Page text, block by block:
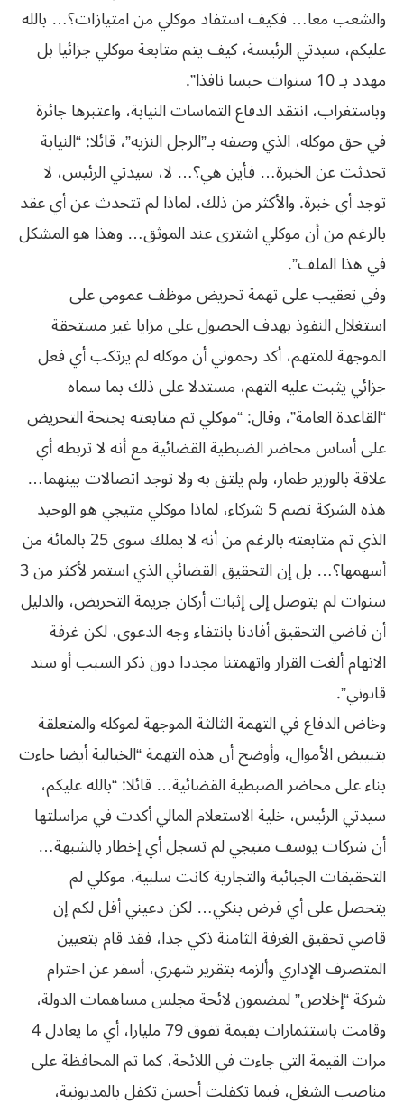
والشعب معا… فكيف استفاد موكلي من امتيازات؟… بالله
عليكم، سيدتي الرئيسة، كيف يتم متابعة موكلي جزائيا بل
مهدد بـ 10 سنوات حبسا نافذا”.
وباستغراب، انتقد الدفاع التماسات النيابة، واعتبرها جائرة
في حق موكله، الذي وصفه بـ”الرجل النزيه”، قائلا: “النيابة
تحدثت عن الخبرة… فأين هي؟… لا، سيدتي الرئيس، لا
توجد أي خبرة. والأكثر من ذلك، لماذا لم تتحدث عن أي عقد
بالرغم من أن موكلي اشترى عند الموثق… وهذا هو المشكل
في هذا الملف”.
وفي تعقيب على تهمة تحريض موظف عمومي على
استغلال النفوذ بهدف الحصول على مزايا غير مستحقة
الموجهة للمتهم، أكد رحموني أن موكله لم يرتكب أي فعل
جزائي يثبت عليه التهم، مستدلا على ذلك بما سماه
“القاعدة العامة”، وقال: “موكلي تم متابعته بجنحة التحريض
على أساس محاضر الضبطية القضائية مع أنه لا تربطه أي
علاقة بالوزير طمار، ولم يلتق به ولا توجد اتصالات بينهما…
هذه الشركة تضم 5 شركاء، لماذا موكلي متيجي هو الوحيد
الذي تم متابعته بالرغم من أنه لا يملك سوى 25 بالمائة من
أسهمها؟… بل إن التحقيق القضائي الذي استمر لأكثر من 3
سنوات لم يتوصل إلى إثبات أركان جريمة التحريض، والدليل
أن قاضي التحقيق أفادنا بانتفاء وجه الدعوى، لكن غرفة
الاتهام ألغت القرار واتهمتنا مجددا دون ذكر السبب أو سند
قانوني”.
وخاض الدفاع في التهمة الثالثة الموجهة لموكله والمتعلقة
بتبييض الأموال، وأوضح أن هذه التهمة “الخيالية أيضا جاءت
بناء على محاضر الضبطية القضائية… قائلا: “بالله عليكم،
سيدتي الرئيس، خلية الاستعلام المالي أكدت في مراسلتها
أن شركات يوسف متيجي لم تسجل أي إخطار بالشبهة…
التحقيقات الجبائية والتجارية كانت سلبية، موكلي لم
يتحصل على أي قرض بنكي… لكن دعيني أقل لكم إن
قاضي تحقيق الغرفة الثامنة ذكي جدا، فقد قام بتعيين
المتصرف الإداري وألزمه بتقرير شهري، أسفر عن احترام
شركة “إخلاص” لمضمون لائحة مجلس مساهمات الدولة،
وقامت باستثمارات بقيمة تفوق 79 مليارا، أي ما يعادل 4
مرات القيمة التي جاءت في اللائحة، كما تم المحافظة على
مناصب الشغل، فيما تكفلت أحسن تكفل بالمديونية،